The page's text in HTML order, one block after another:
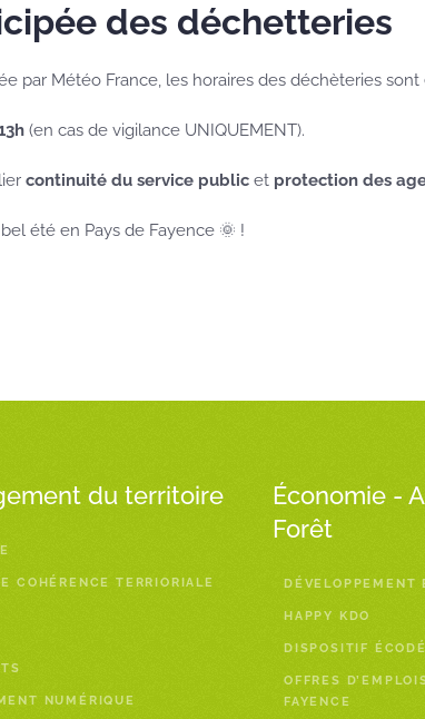
des déchetteries
par Météo France, les horaires des déchèteries
(en cas de vigilance UNIQUEMENT).
continuité du service public et protection des
été en Pays de Fayence 🌞 !
du territoire
COHÉRENCE TERRIORIALE
NUMÉRIQUE
Économie -
Forêt
DÉVELOPPEMENT
HAPPY KDO
DISPOSITIF
OFFRES
FAYENCE